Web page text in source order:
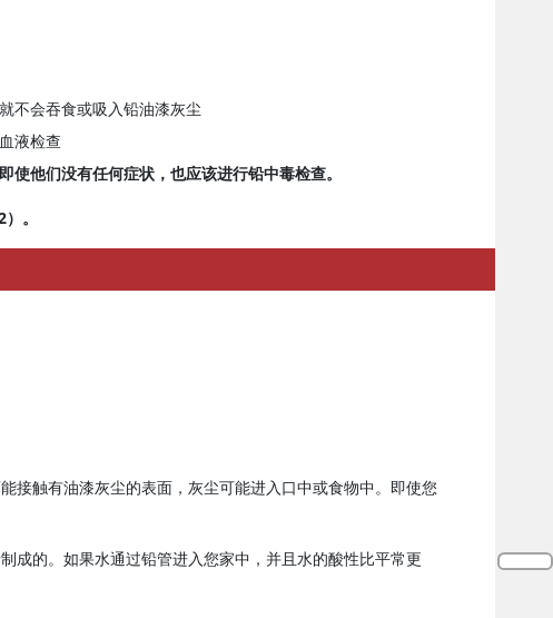
不会吞食或吸入铅油漆灰尘
液检查
他们没有任何症状，也应该进行铅中毒检查。
。
接触有油漆灰尘的表面，灰尘可能进入口中或食物中。即使您
成的。如果水通过铅管进入您家中，并且水的酸性比平常更